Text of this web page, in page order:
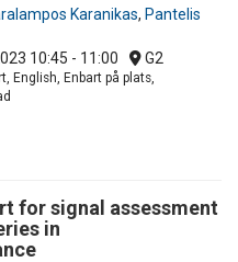
Karanikas, Pantelis
10:45 - 11:00 G2
English, Enbart på plats,
for signal assessment
in